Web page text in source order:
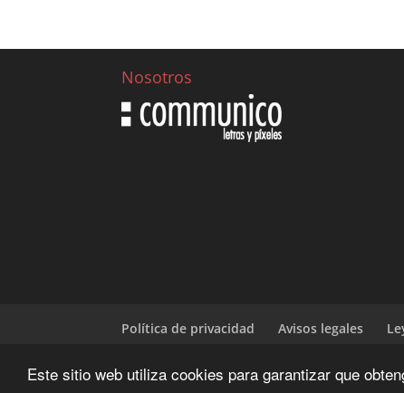
Este sitio web utiliza cookies para garantizar que
Nosotros
Política de privacidad Avisos legales
Diseñado y desarrrollado por |